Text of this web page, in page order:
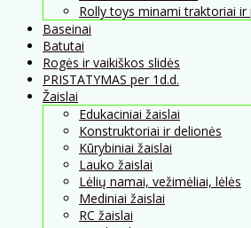
Rolly toys minami traktoriai ir
Baseinai
Batutai
Rogės ir vaikiškos slidės
PRISTATYMAS per 1d.d.
Žaislai
Edukaciniai žaislai
Konstruktoriai ir delionės
Kūrybiniai žaislai
Lauko žaislai
Lėlių namai, vežimėliai, lėlės
Mediniai žaislai
RC žaislai